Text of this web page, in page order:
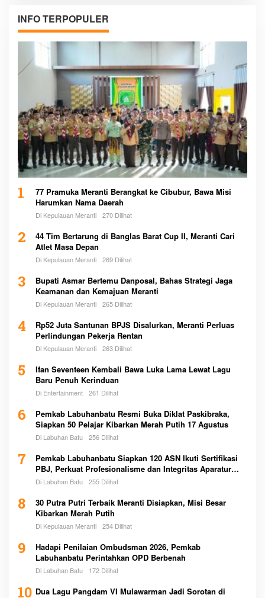
INFO TERPOPULER
1
77 Pramuka Meranti Berangkat ke Cibubur, Bawa Misi
Harumkan Nama Daerah
Di Kepulauan Meranti 270 Dilihat
2
44 Tim Bertarung di Banglas Barat Cup II, Meranti Cari
Atlet Masa Depan
Di Kepulauan Meranti 269 Dilihat
3
Bupati Asmar Bertemu Danposal, Bahas Strategi Jaga
Keamanan dan Kemajuan Meranti
Di Kepulauan Meranti 265 Dilihat
4
Rp52 Juta Santunan BPJS Disalurkan, Meranti Perluas
Perlindungan Pekerja Rentan
Di Kepulauan Meranti 263 Dilihat
5
Ifan Seventeen Kembali Bawa Luka Lama Lewat Lagu
Baru Penuh Kerinduan
Di Entertainment 261 Dilihat
6
Pemkab Labuhanbatu Resmi Buka Diklat Paskibraka,
Siapkan 50 Pelajar Kibarkan Merah Putih 17 Agustus
Di Labuhan Batu 256 Dilihat
7
Pemkab Labuhanbatu Siapkan 120 ASN Ikuti Sertifikasi
PBJ, Perkuat Profesionalisme dan Integritas Aparatur
Pemerintah
Di Labuhan Batu 255 Dilihat
8
30 Putra Putri Terbaik Meranti Disiapkan, Misi Besar
Kibarkan Merah Putih
Di Kepulauan Meranti 254 Dilihat
9
Hadapi Penilaian Ombudsman 2026, Pemkab
Labuhanbatu Perintahkan OPD Berbenah
Di Labuhan Batu 172 Dilihat
Dua Lagu Pangdam VI Mulawarman Jadi Sorotan di